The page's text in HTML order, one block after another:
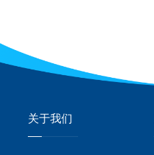
关于我们